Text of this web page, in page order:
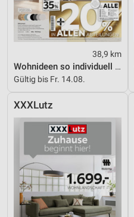
38,9 km
Wohnideen so individuell wie du!
Gültig bis Fr. 14.08.
XXXLutz